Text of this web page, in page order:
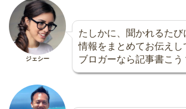
ジェシー
たしかに、聞かれるたび
情報をまとめてお伝えし
ブロガーなら記事書こう